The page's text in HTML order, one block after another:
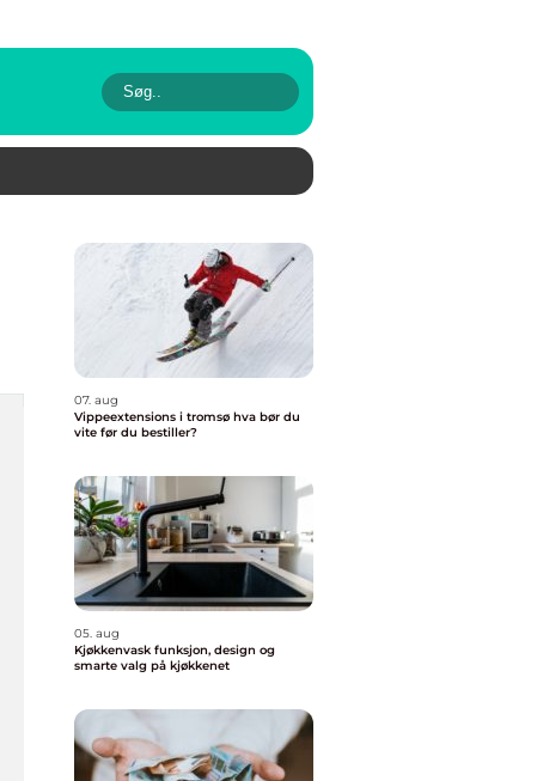
07. aug
Vippeextensions i tromsø hva bør du
vite før du bestiller?
05. aug
Kjøkkenvask funksjon, design og
smarte valg på kjøkkenet